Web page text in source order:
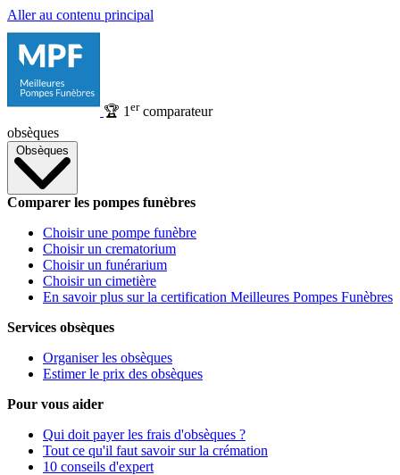
Aller au contenu principal
🏆 1 ercomparateur
obsèques
Obsèques
Comparer les pompes funèbres
Choisir une pompe funèbre
Choisir un crematorium
Choisir un funérarium
Choisir un cimetière
En savoir plus sur la certification Meilleures Pompes Funèbres
Services obsèques
Organiser les obsèques
Estimer le prix des obsèques
Pour vous aider
Qui doit payer les frais d'obsèques ?
Tout ce qu'il faut savoir sur la crémation
10 conseils d'expert